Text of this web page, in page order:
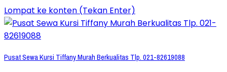
Lompat ke konten (Tekan Enter)
Pusat Sewa Kursi Tiffany Murah Berkualitas Tlp. 021-82619088